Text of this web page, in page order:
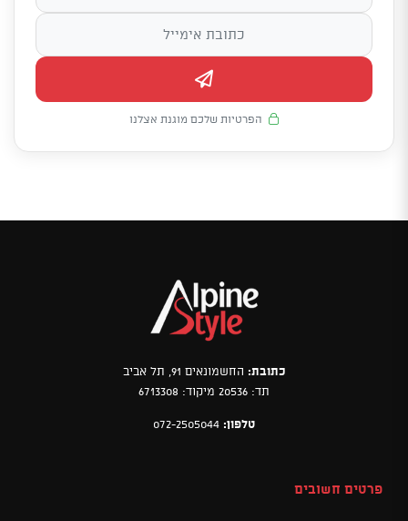
הפרטיות שלכם מוגנת אצלנו
כתובת: החשמונאים 91, תל אביב
תד: 20536 מיקוד: 6713308
טלפון: 072-2505044
פרטים חשובים